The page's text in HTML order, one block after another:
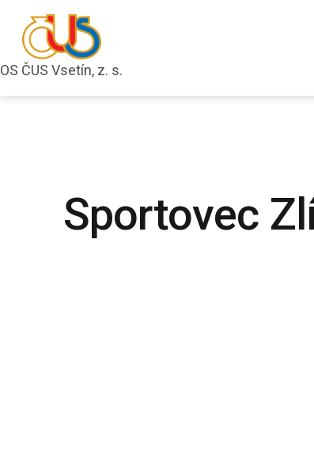
obsahu
OS ČUS Vsetín, z. s.
OS
Sportovec